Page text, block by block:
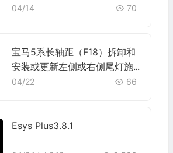
高压喷嘴施工与复检标准
04/14 70
宝马5系长轴距（F18）拆卸和
安装或更新左侧或右侧尾灯施
工与复检标准
04/22 66
Esys Plus3.8.1